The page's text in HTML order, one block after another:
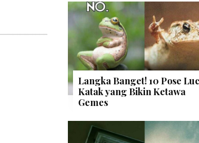
Langka Banget! 10 Pose
Katak yang Bikin Ketawa
Gemes